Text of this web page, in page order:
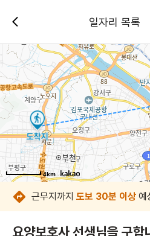
일자리 목록
4km
4km
4km
4km
4km
4km
4km
4km
근무지까지 도보 30분 이상 예
요양보호사 선생님을 구